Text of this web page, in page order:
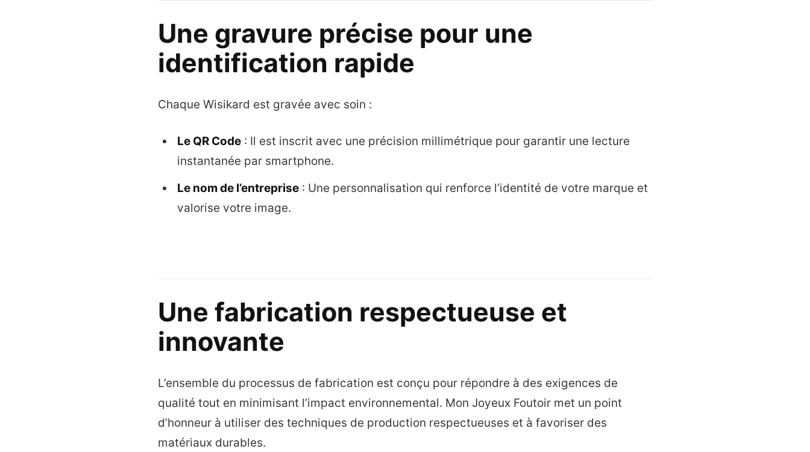
Une gravure précise pour une
identification rapide
Chaque Wisikard est gravée avec soin :
Le QR Code : Il est inscrit avec une précision millimétrique pour garantir une lecture
instantanée par smartphone.
Le nom de l’entreprise : Une personnalisation qui renforce l’identité de votre marque et
valorise votre image.
Une fabrication respectueuse et
innovante
L’ensemble du processus de fabrication est conçu pour répondre à des exigences de
qualité tout en minimisant l’impact environnemental. Mon Joyeux Foutoir met un point
d’honneur à utiliser des techniques de production respectueuses et à favoriser des
matériaux durables.